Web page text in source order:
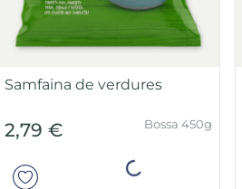
Samfaina de verdures
2,79 € Bossa 450g